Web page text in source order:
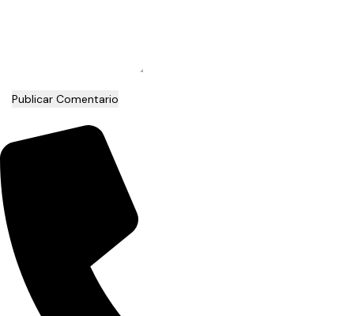
Publicar Comentario